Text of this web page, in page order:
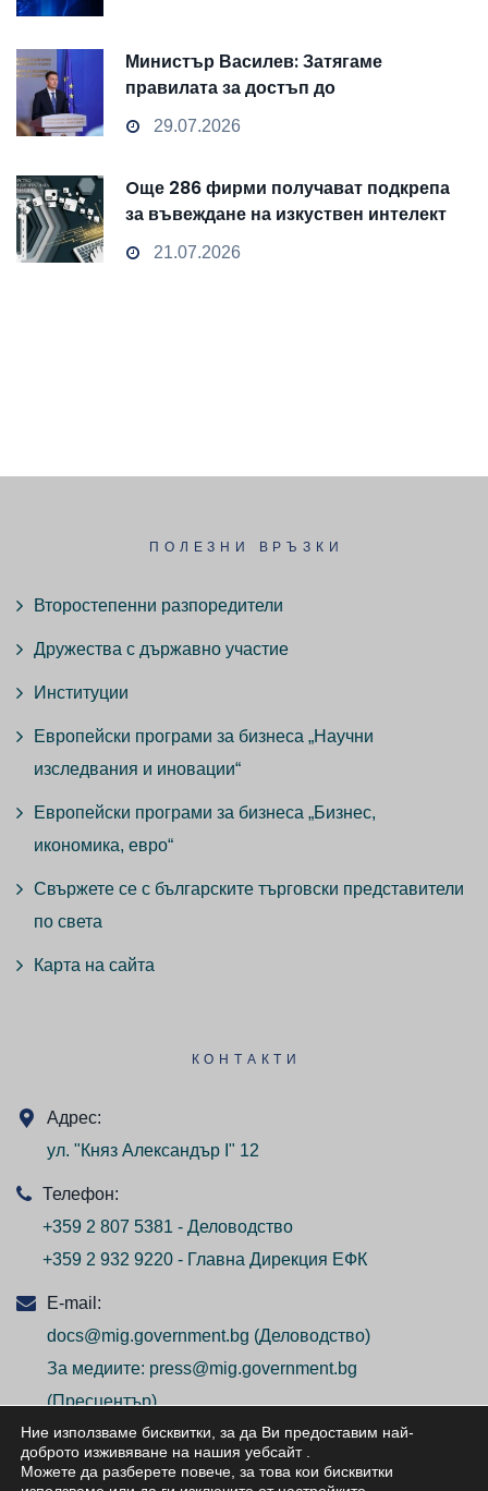
Министър Василев: Затягаме
правилата за достъп до
чувствителни данни
29.07.2026
Oще 286 фирми получават подкрепа
за въвеждане на изкуствен интелект
и облачни технологии
21.07.2026
ПОЛЕЗНИ ВРЪЗКИ
Второстепенни разпоредители
Дружества с държавно участие
Институции
Европейски програми за бизнеса „Научни
изследвания и иновации“
Европейски програми за бизнеса „Бизнес,
икономика, евро“
Свържете се с българските търговски представители
по света
Карта на сайта
КОНТАКТИ
Адрес:
ул. "Княз Александър I" 12
Телефон:
+359 2 807 5381 - Деловодство
+359 2 932 9220 - Главна Дирекция ЕФК
E-mail:
docs@mig.government.bg (Деловодство)
За медиите: press@mig.government.bg
(Пресцентър)
Ние използваме бисквитки, за да Ви предоставим най-
доброто изживяване на нашия уебсайт.
Можете да разберете повече, за това кои бисквитки